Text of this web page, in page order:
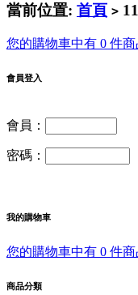
當前位置: 首頁 >
您的購物車中有 0 件
會員登入
會員：
密碼：
我的購物車
您的購物車中有 0 件
商品分類